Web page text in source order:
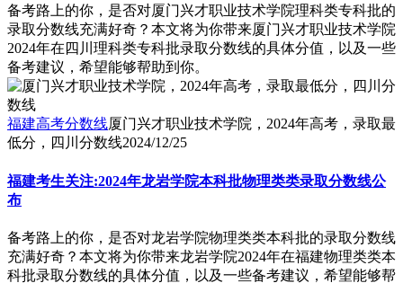
备考路上的你，是否对厦门兴才职业技术学院理科类专科批的
录取分数线充满好奇？本文将为你带来厦门兴才职业技术学院
2024年在四川理科类专科批录取分数线的具体分值，以及一些
备考建议，希望能够帮助到你。
福建高考分数线厦门兴才职业技术学院，2024年高考，录取最
低分，四川分数线2024/12/25
福建考生关注:2024年龙岩学院本科批物理类类录取分数线公
布
备考路上的你，是否对龙岩学院物理类类本科批的录取分数线
充满好奇？本文将为你带来龙岩学院2024年在福建物理类类本
科批录取分数线的具体分值，以及一些备考建议，希望能够帮